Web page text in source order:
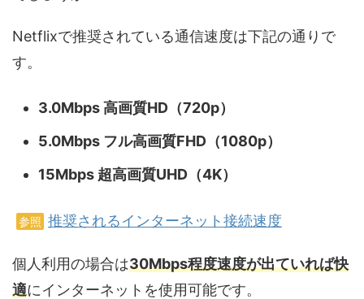
Netflixで推奨されている通信速度は下記の通りで
す。
3.0Mbps 高画質HD（720p）
5.0Mbps フル高画質FHD（1080p）
15Mbps 超高画質UHD（4K）
参照 推奨されるインターネット接続速度
個人利用の場合は30Mbps程度速度が出ていれば快
適にインターネットを使用可能です。